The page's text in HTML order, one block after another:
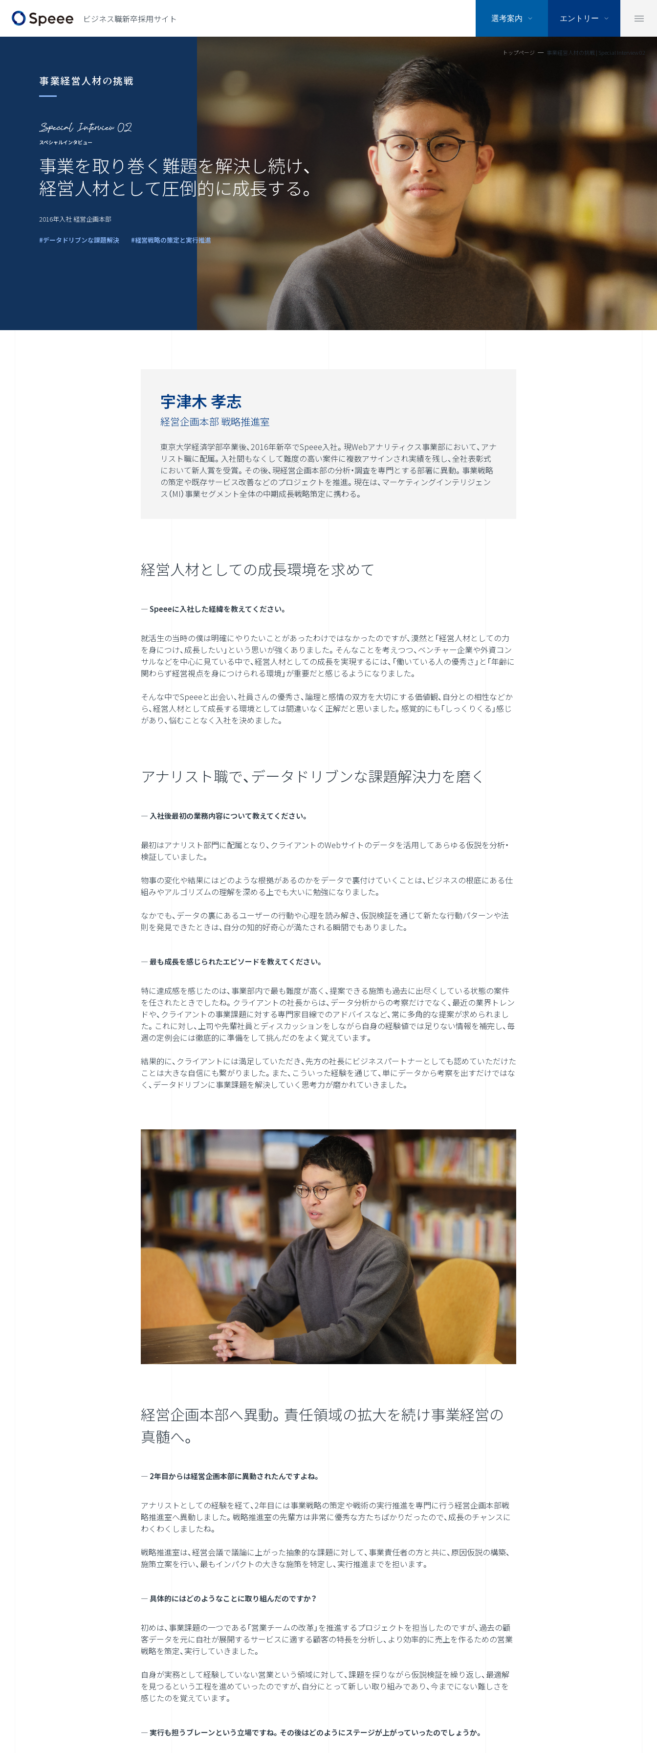
ビジネス職新卒採用サイト 選考案内 エントリー
事業経営人材の挑戦
スペシャルインタビュー
事業を取り巻く難題を解決し続け、
経営人材として圧倒的に成長する。
2016年入社 経営企画本部
#データドリブンな課題解決 #経営戦略の策定と実行推進
宇津木 孝志
経営企画本部 戦略推進室
東京大学経済学部卒業後、2016年新卒でSpeee入社。現Webアナリティクス事業部において、アナ
リスト職に配属。入社間もなくして難度の高い案件に複数アサインされ実績を残し、全社表彰式
において新人賞を受賞。その後、現経営企画本部の分析・調査を専門とする部署に異動。事業戦略
の策定や既存サービス改善などのプロジェクトを推進。現在は、マーケティングインテリジェン
ス（MI）事業セグメント全体の中期成長戦略策定に携わる。
経営人材としての成長環境を求めて
― Speeeに入社した経緯を教えてください。
就活生の当時の僕は明確にやりたいことがあったわけではなかったのですが、漠然と「経営人材としての力
を身につけ、成長したい」という思いが強くありました。そんなことを考えつつ、ベンチャー企業や外資コン
サルなどを中心に見ている中で、経営人材としての成長を実現するには、「働いている人の優秀さ」と「年齢に
関わらず経営視点を身につけられる環境」が重要だと感じるようになりました。
そんな中でSpeeeと出会い、社員さんの優秀さ、論理と感情の双方を大切にする価値観、自分との相性などか
ら、経営人材として成長する環境としては間違いなく正解だと思いました。感覚的にも「しっくりくる」感じ
があり、悩むことなく入社を決めました。
アナリスト職で、データドリブンな課題解決力を磨く
― 入社後最初の業務内容について教えてください。
最初はアナリスト部門に配属となり、クライアントのWebサイトのデータを活用してあらゆる仮説を分析・
検証していました。
物事の変化や結果にはどのような根拠があるのかをデータで裏付けていくことは、ビジネスの根底にある仕
組みやアルゴリズムの理解を深める上でも大いに勉強になりました。
なかでも、データの裏にあるユーザーの行動や心理を読み解き、仮説検証を通じて新たな行動パターンや法
則を発見できたときは、自分の知的好奇心が満たされる瞬間でもありました。
― 最も成長を感じられたエピソードを教えてください。
特に達成感を感じたのは、事業部内で最も難度が高く、提案できる施策も過去に出尽くしている状態の案件
を任されたときでしたね。クライアントの社長からは、データ分析からの考察だけでなく、最近の業界トレン
ドや、クライアントの事業課題に対する専門家目線でのアドバイスなど、常に多角的な提案が求められまし
た。これに対し、上司や先輩社員とディスカッションをしながら自身の経験値では足りない情報を補完し、毎
週の定例会には徹底的に準備をして挑んだのをよく覚えています。
結果的に、クライアントには満足していただき、先方の社長にビジネスパートナーとしても認めていただけた
ことは大きな自信にも繋がりました。また、こういった経験を通じて、単にデータから考察を出すだけではな
く、データドリブンに事業課題を解決していく思考力が磨かれていきました。
経営企画本部へ異動。責任領域の拡大を続け事業経営の
真髄へ。
― 2年目からは経営企画本部に異動されたんですよね。
アナリストとしての経験を経て、2年目には事業戦略の策定や戦術の実行推進を専門に行う経営企画本部戦
略推進室へ異動しました。戦略推進室の先輩方は非常に優秀な方たちばかりだったので、成長のチャンスに
わくわくしましたね。
戦略推進室は、経営会議で議論に上がった抽象的な課題に対して、事業責任者の方と共に、原因仮説の構築、
施策立案を行い、最もインパクトの大きな施策を特定し、実行推進までを担います。
― 具体的にはどのようなことに取り組んだのですか？
初めは、事業課題の一つである「営業チームの改革」を推進するプロジェクトを担当したのですが、過去の顧
客データを元に自社が展開するサービスに適する顧客の特長を分析し、より効率的に売上を作るための営業
戦略を策定、実行していきました。
自身が実務として経験していない営業という領域に対して、課題を探りながら仮説検証を繰り返し、最適解
を見つるという工程を進めていったのですが、自分にとって新しい取り組みであり、今までにない難しさを
感じたのを覚えています。
― 実行も担うブレーンという立場ですね。その後はどのようにステージが上がっていったのでしょうか。
トップページ 事業経営人材の挑戦 | Special Interview 02